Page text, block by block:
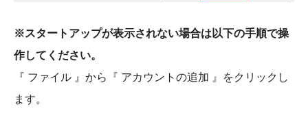
※スタートアップが表示されない場合は以下の手順で操
作してください。
『 ファイル 』から『 アカウントの追加 』をクリックし
ます。